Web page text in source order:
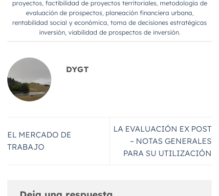
proyectos, factibilidad de proyectos territoriales, metodología de
evaluación de prospectos, planeación financiera urbana
rentabilidad social y económica toma de decisiones estratégicas
inversión, viabilidad de prospectos de inversión.
DYGT
EL MERCADO DE
TRABAJO
LA EVALUACIÓN EX POST
– NOTAS GENERALES
PARA SU UTILIZACIÓN